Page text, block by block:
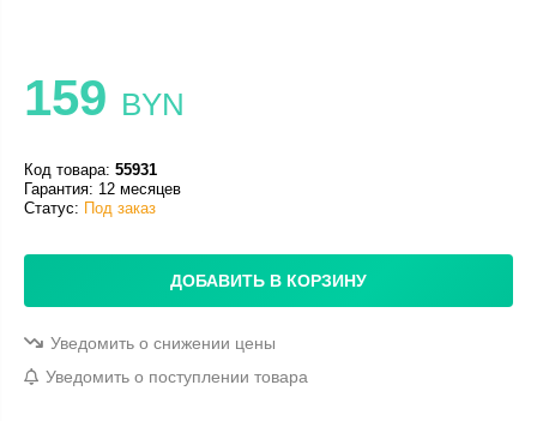
159 BYN
Код товара: 55931
Гарантия: 12 месяцев
Статус: Под заказ
ДОБАВИТЬ В КОРЗИНУ
Уведомить о снижении цены
Уведомить о поступлении товара